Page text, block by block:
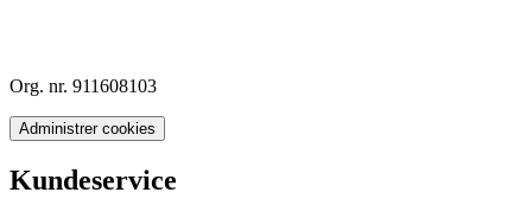
Org. nr. 911608103
Administrer cookies
Kundeservice